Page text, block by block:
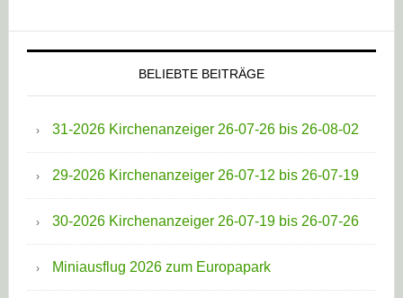
BELIEBTE BEITRÄGE
31-2026 Kirchenanzeiger 26-07-26 bis 26-08-02
29-2026 Kirchenanzeiger 26-07-12 bis 26-07-19
30-2026 Kirchenanzeiger 26-07-19 bis 26-07-26
Miniausflug 2026 zum Europapark